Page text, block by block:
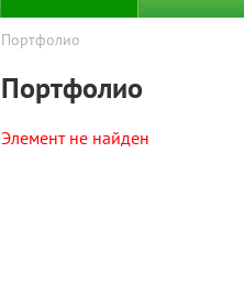
Портфолио
Портфолио
Элемент не найден